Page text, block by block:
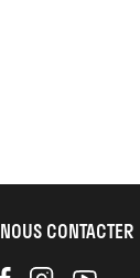
NOUS CONTACTER